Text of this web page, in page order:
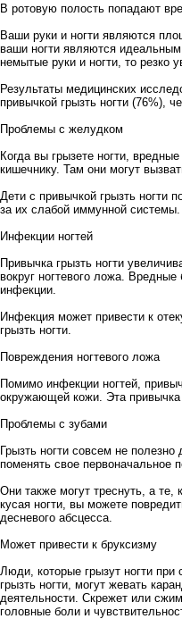
В ротовую полость попадают
Ваши руки и ногти являются
ваши ногти являются
немытые руки и ногти, то резко
Результаты медицинских
привычкой грызть ногти (76%),
Проблемы с желудком
Когда вы грызете ногти,
кишечнику. Там они могут
Дети с привычкой грызть ногти
за их слабой иммунной системы.
Инфекции ногтей
Привычка грызть ногти
вокруг ногтевого ложа.
инфекции.
Инфекция может привести к
грызть ногти.
Повреждения ногтевого ложа
Помимо инфекции ногтей,
окружающей кожи. Эта привычка
Проблемы с зубами
Грызть ногти совсем не
поменять свое первоначальное
Они также могут треснуть, а
кусая ногти, вы можете
десневого абсцесса.
Может привести к бруксизму
Люди, которые грызут ногти
грызть ногти, могут жевать
деятельности. Скрежет или
головные боли и